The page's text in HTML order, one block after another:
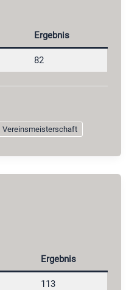
Ergebnis
82
Vereinsmeisterschaft
Ergebnis
113